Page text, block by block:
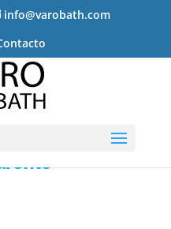
info@varobath.com
corredera